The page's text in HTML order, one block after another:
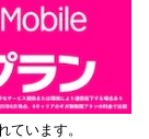
います。